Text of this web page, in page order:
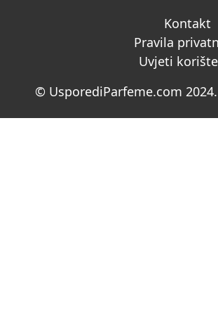
Kontakt
Pravila
Uvjeti
© UsporediParfeme.com